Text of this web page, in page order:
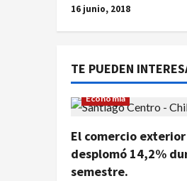
16 junio, 2018
TE PUEDEN
Economía
El comercio
desplomó 14,2%
semestre.